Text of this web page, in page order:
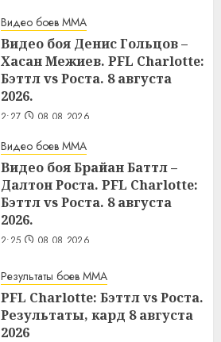
Видео боев MMA
Видео боя Денис Гольцов –
Хасан Межиев. PFL Charlotte:
Бэттл vs Роста. 8 августа
2026.
2:27 08.08.2026
Видео боев MMA
Видео боя Брайан Баттл –
Далтон Роста. PFL Charlotte:
Бэттл vs Роста. 8 августа
2026.
2:25 08.08.2026
Результаты боев MMA
PFL Charlotte: Бэттл vs Роста.
Результаты, кард 8 августа
2026